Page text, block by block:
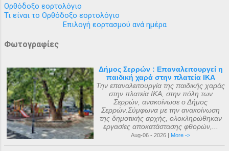
Ορθόδοξο εορτολόγιο
Τι είναι το Ορθόδοξο εορτολόγιο
Επιλογή εορτασμού ανά ημέρα
Φωτογραφίες
Δήμος Σερρών : Επαναλειτουργεί η
παιδική χαρά στην πλατεία ΙΚΑ
Την επαναλειτουργία της παιδικής χαράς
στην πλατεία ΙΚΑ, στην πόλη των
Σερρών, ανακοίνωσε ο Δήμος
Σερρών.Σύμφωνα με την ανακοίνωση
της δημοτικής αρχής, ολοκληρώθηκαν
εργασίες αποκατάστασης φθορών,...
Aug-06 - 2026 | More ->